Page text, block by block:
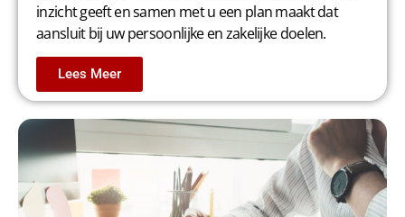
inzicht geeft en samen met u een plan maakt dat
aansluit bij uw persoonlijke en zakelijke doelen.
Lees Meer